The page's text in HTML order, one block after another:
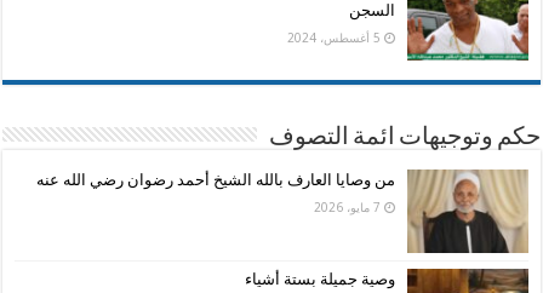
السجن
5 أغسطس، 2024
حكم وتوجيهات ائمة التصوف
من وصايا العارف بالله الشيخ أحمد رضوان رضي الله عنه
7 مايو، 2026
وصية جميلة بستة أشياء